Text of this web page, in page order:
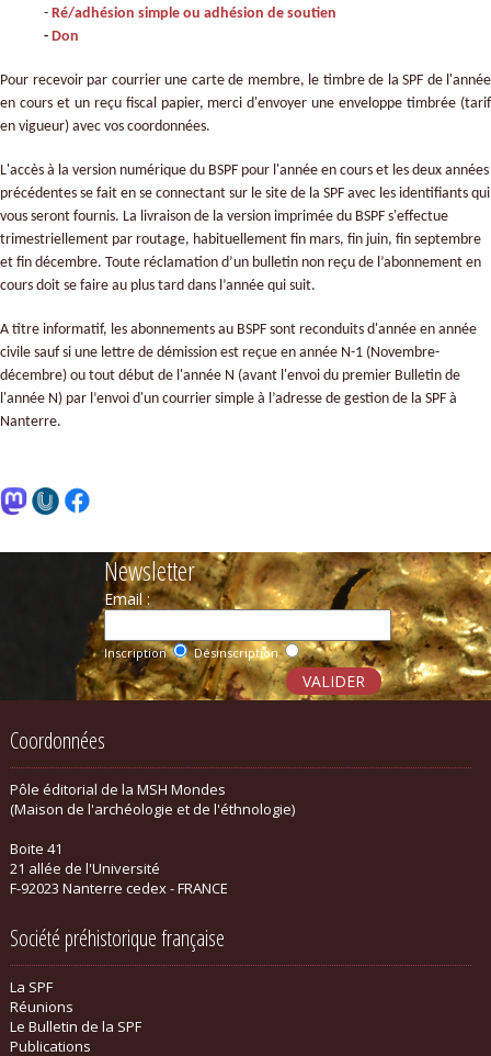
- Ré/adhésion simple ou adhésion de soutien
- Don
Pour recevoir par courrier une carte de membre, le timbre de la SPF de l'année
en cours et un reçu fiscal papier, merci d'envoyer une enveloppe timbrée (tarif
en vigueur) avec vos coordonnées.
L'accès à la version numérique du BSPF pour l'année en cours et les deux années
précédentes se fait en se connectant sur le site de la SPF avec les identifiants qui
vous seront fournis. La livraison de la version imprimée du BSPF s'effectue
trimestriellement par routage, habituellement fin mars, fin juin, fin septembre
et fin décembre. Toute réclamation d’un bulletin non reçu de l’abonnement en
cours doit se faire au plus tard dans l’année qui suit.
A titre informatif, les abonnements au BSPF sont reconduits d'année en année
civile sauf si une lettre de démission est reçue en année N-1 (Novembre-
décembre) ou tout début de l'année N (avant l'envoi du premier Bulletin de
l'année N) par l’envoi d'un courrier simple à l’adresse de gestion de la SPF à
Nanterre.
Newsletter
Email :
Inscription Désinscription
Coordonnées
Pôle éditorial de la MSH Mondes
(Maison de l'archéologie et de l'éthnologie)
Boite 41
21 allée de l'Université
F-92023 Nanterre cedex - FRANCE
Société préhistorique française
La SPF
Réunions
Le Bulletin de la SPF
Publications